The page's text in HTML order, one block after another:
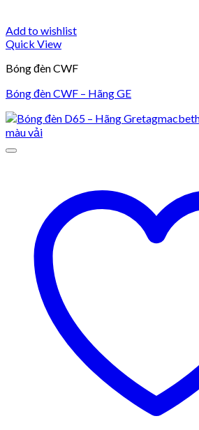
Add to wishlist
Quick View
Bóng đèn CWF
Bóng đèn CWF – Hãng GE